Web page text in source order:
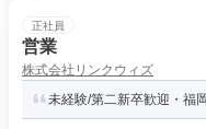
正社員
営業
株式会社リンクウィズ
未経験/第二新卒歓迎・福